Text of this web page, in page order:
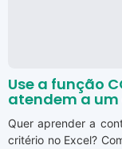
Use a função
atendem a
Quer aprender a
critério no Excel?